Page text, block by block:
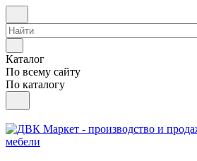
Каталог
По всему сайту
По каталогу